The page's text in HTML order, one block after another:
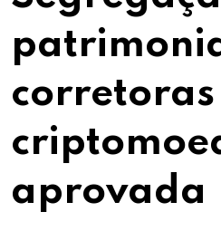
corretoras
aprovada